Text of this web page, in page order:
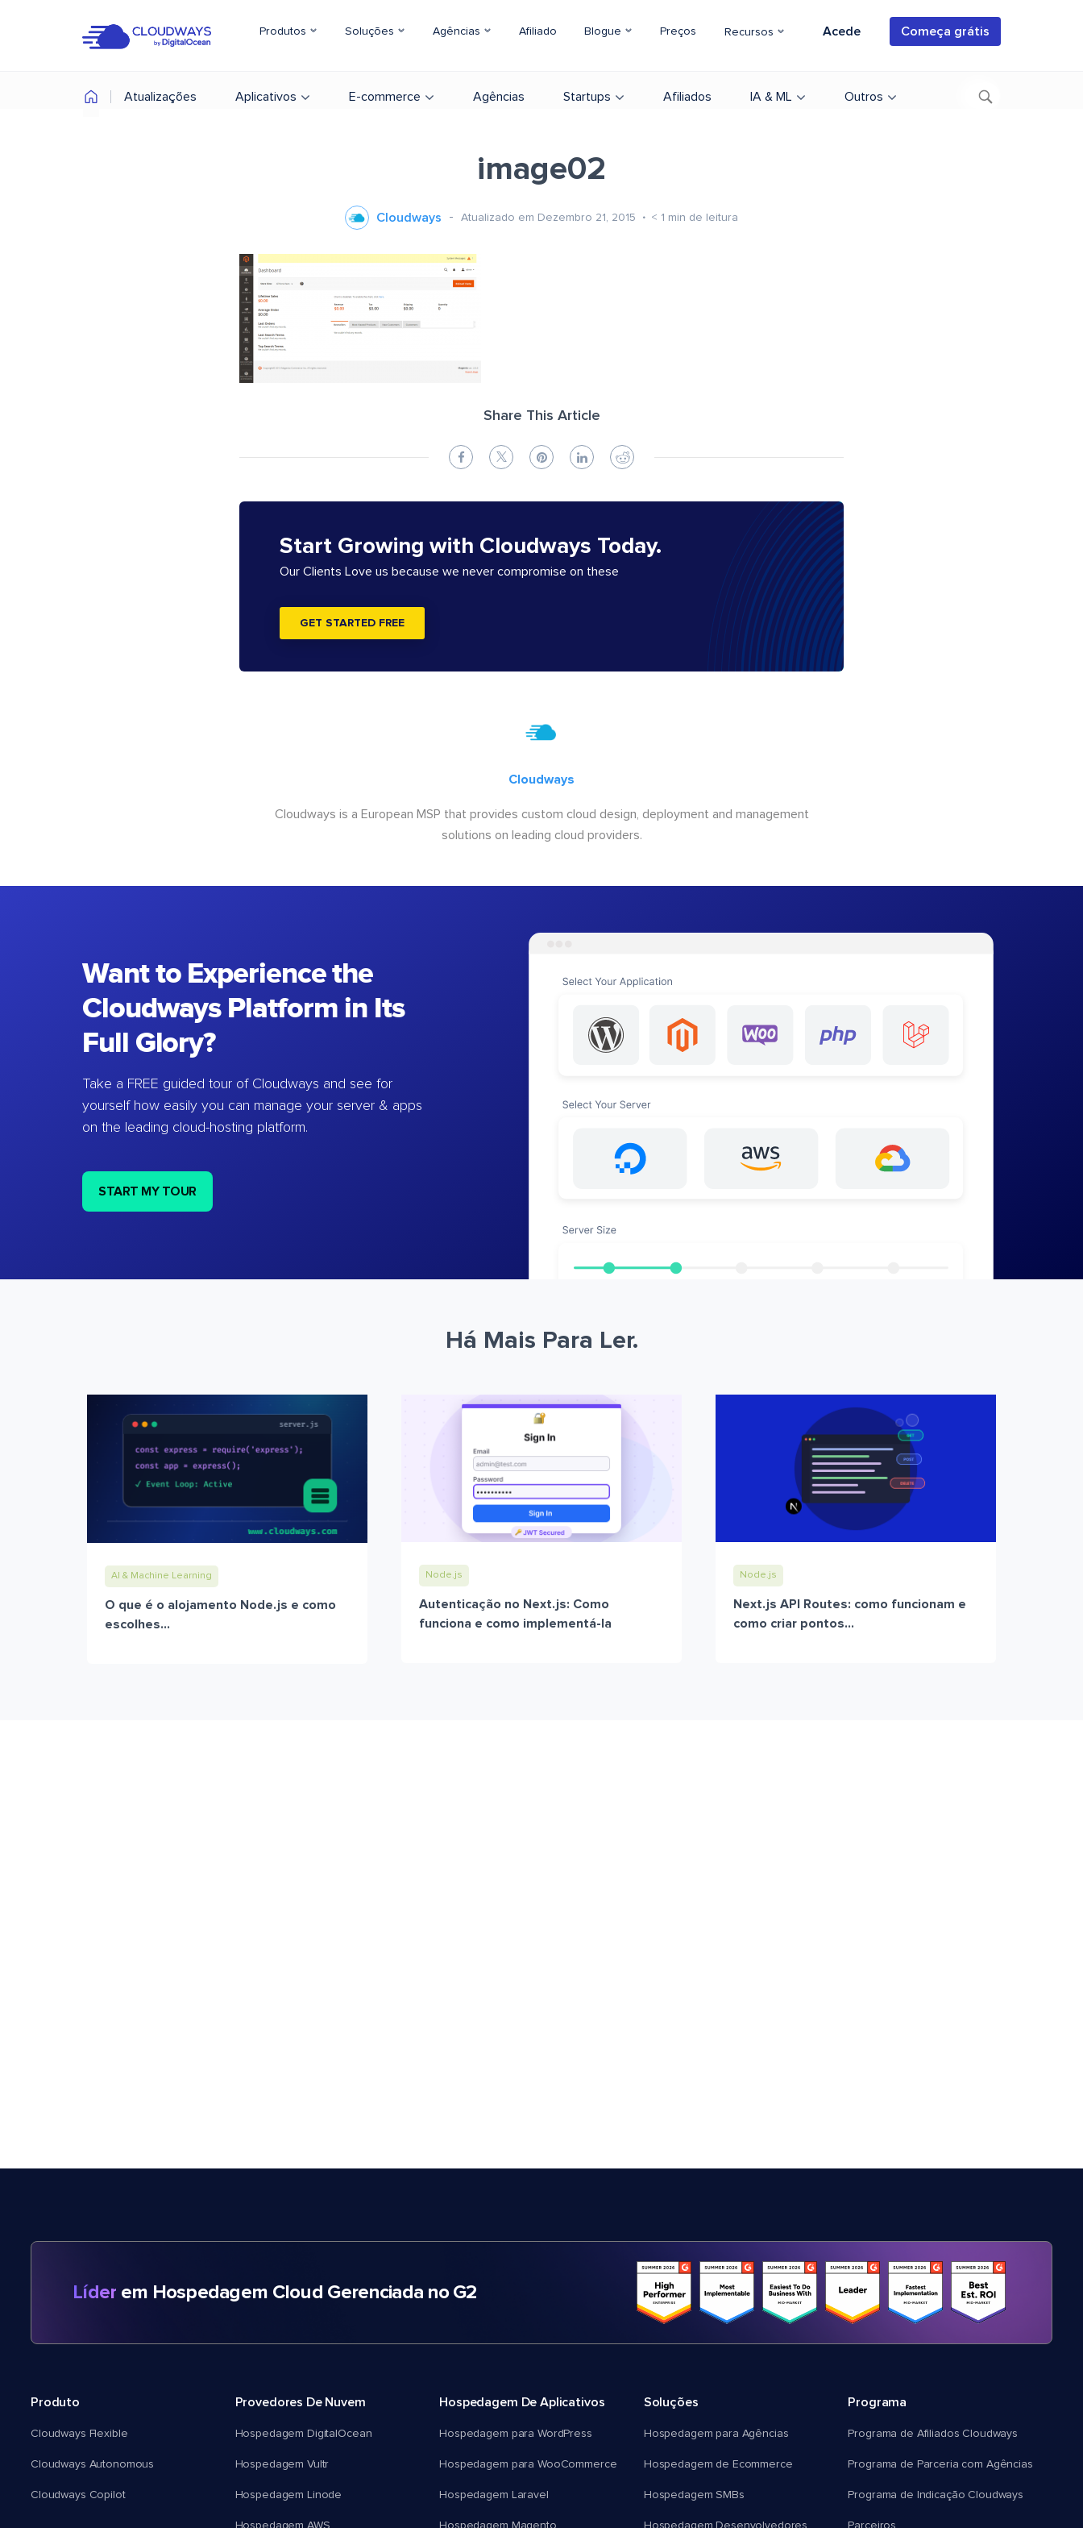
Produtos Soluções Agências Afiliado Blogue Preços Recursos Acede Começa grátis
Atualizações Aplicativos E-commerce Agências Startups Afiliados IA & ML Outros
image02
Cloudways Atualizado em Dezembro 21, 2015 < 1 min de leitura
Share This Article
Start Growing with Cloudways Today.
Our Clients Love us because we never compromise on these
GET STARTED FREE
Cloudways
Cloudways is a European MSP that provides custom cloud design, deployment and management
solutions on leading cloud providers.
Want to Experience the
Cloudways Platform in Its
Full Glory?
Take a FREE guided tour of Cloudways and see for
yourself how easily you can manage your server & apps
on the leading cloud-hosting platform.
START MY TOUR
Há Mais Para Ler.
AI & Machine Learning
O que é o alojamento Node.js e como
escolhes...
Node.js
Autenticação no Next.js: Como
funciona e como implementá-la
Node.js
Next.js API Routes: como funcionam e
como criar pontos...
Líder em Hospedagem Cloud Gerenciada no G2
Produto
Cloudways Flexible
Cloudways Autonomous
Cloudways Copilot
Provedores De Nuvem
Hospedagem DigitalOcean
Hospedagem Vultr
Hospedagem Linode
Hospedagem De Aplicativos
Hospedagem para WordPress
Hospedagem para WooCommerce
Hospedagem Laravel
Soluções
Hospedagem para Agências
Hospedagem de Ecommerce
Hospedagem SMBs
Programa
Programa de Afiliados Cloudways
Programa de Parceria com Agências
Programa de Indicação Cloudways